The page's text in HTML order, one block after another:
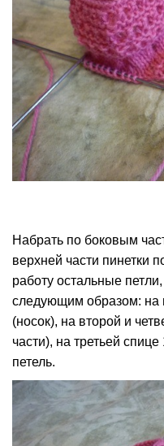
Набрать по боковым
верхней части пинетки
работу остальные
следующим образом: на
(носок), на второй и
части), на третьей
петель.